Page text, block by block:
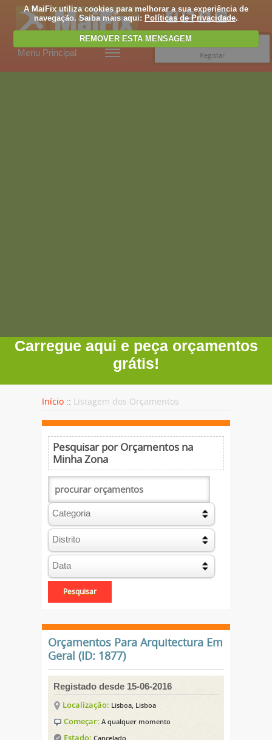
A MaiFix utiliza cookies para melhorar a sua experiência de
navegação. Saiba mais aqui: Políticas de Privacidade.
REMOVER ESTA MENSAGEM
Menu Principal
Registar
Carregue aqui e peça orçamentos
grátis!
Início :: Listagem dos Orçamentos
Pesquisar por Orçamentos na
Minha Zona
Orçamentos Para Arquitectura Em
Geral (ID: 1877)
Registado desde 15-06-2016
Localização: Lisboa, Lisboa
Começar: A qualquer momento
Estado: Cancelado